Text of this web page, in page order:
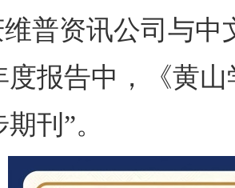
普资讯公司与中
度报告中，《黄
刊”。